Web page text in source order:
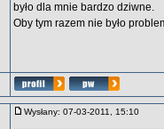
było dla mnie bardzo dziwne.
Oby tym razem nie było
Wysłany: 07-03-2011, 15:10